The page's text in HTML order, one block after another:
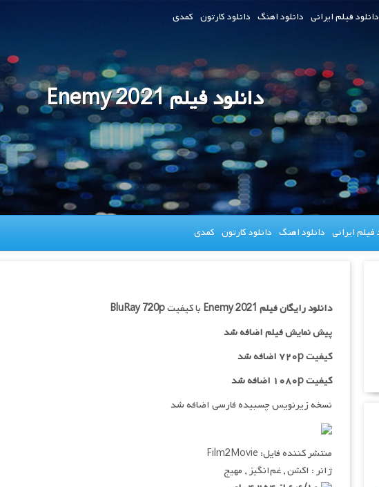
دانلود فیلم ایرانی دانلود اهنگ دانلود کارتون کمدی
دانلود فیلم Enemy 2021
فیلم ایرانی دانلود اهنگ دانلود کارتون کمدی
دانلود رایگان فیلم Enemy 2021 با کیفیتBluRay 720p
پیش نمایش فیلم اضافه شد
کیفیت ۷۲۰p اضافه شد
کیفیت ۱۰۸۰p اضافه شد
نسخه زیرنویس چسبیده فارسی اضافه شد
منتشر کننده فایل: Film2Movie
ژانر : اکشن , غم‌انگیز , مهیج